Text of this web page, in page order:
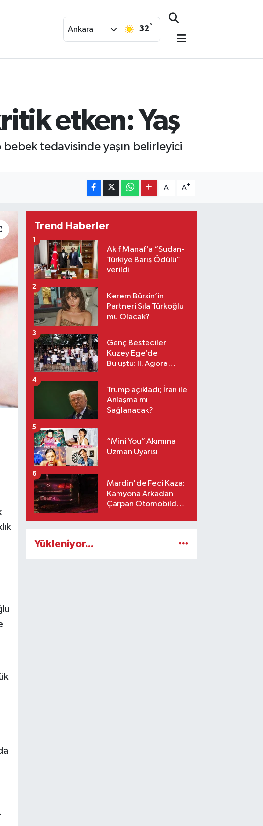
Ankara 32°
etken: Yaş
bebek tedavisinde yaşın belirleyici
A- A+
Trend Haberler
Akif Manaf’a “Sudan-
Türkiye Barış Ödülü”
verildi
1
Kerem Bürsin’in
Partneri Sıla Türkoğlu
mu Olacak?
2
Genç Besteciler
Kuzey Ege’de
Buluştu: II. Agora
3
Trump açıkladı; İran ile
Anlaşma mı
Sağlanacak?
4
“Mini You” Akımına
Uzman Uyarısı
5
Mardin'de Feci Kaza:
Kamyona Arkadan
Çarpan Otomobilde 1
6
Yükleniyor...